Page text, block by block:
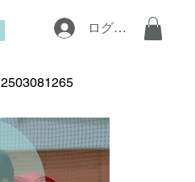
お問い合わせ
ログイン
2503081265